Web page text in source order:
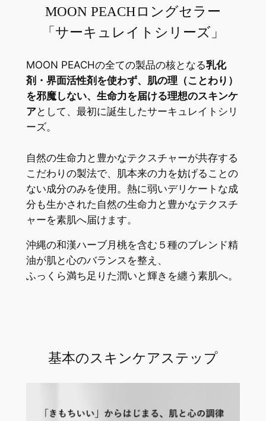
MOON PEACHロングセラー
「サーキュレイトシリーズ」
MOON PEACHの全ての製品の核となる乳化
剤・界面活性剤を使わず、肌の理（ことわり）
を邪魔しない、生命力を届ける理想のスキンケ
アとして、最初に誕生したサーキュレイトシリ
ーズ。
自然の生命力と豊かなテクスチャーが共存する
こだわりの製法で、肌本来の力を妨げることの
ない成分のみを使用。熱に弱いデリケートな成
分も生かされた自然の生命力と豊かなテクスチ
ャーを素肌へ届けます。
沖縄の和漢ハーブ月桃を含む５種のブレンド精
油が肌と心のバランスを整え、
ふっくら満ち足りた潤いと輝きを纏う素肌へ。
基本のスキンケアステップ